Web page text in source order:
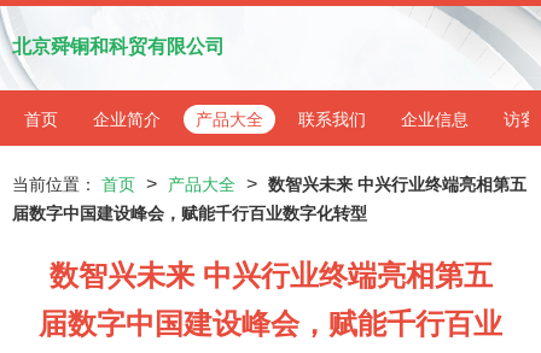
北京舜铜和科贸有限公司
首页 企业简介 产品大全 联系我们 企业信息 访客
当前位置： 首页 > 产品大全 > 数智兴未来 中兴行业终端亮相第五
届数字中国建设峰会，赋能千行百业数字化转型
数智兴未来 中兴行业终端亮相第五
届数字中国建设峰会，赋能千行百业